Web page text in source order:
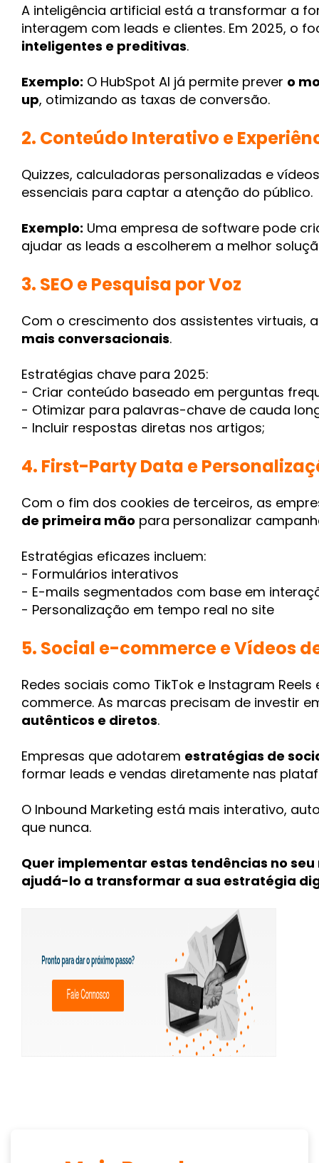
A inteligência artificial está a transformar a
interagem com leads e clientes. Em 2025, o
inteligentes e preditivas.
Exemplo: O HubSpot AI já permite prever o
up, otimizando as taxas de conversão.
2. Conteúdo Interativo e
Quizzes, calculadoras personalizadas e
essenciais para captar a atenção do público.
Exemplo: Uma empresa de software pode
ajudar as leads a escolherem a melhor
3. SEO e Pesquisa por Voz
Com o crescimento dos assistentes virtuais,
mais conversacionais.
Estratégias chave para 2025:
- Criar conteúdo baseado em perguntas
- Otimizar para palavras-chave de cauda
- Incluir respostas diretas nos artigos;
4. First-Party Data e
Com o fim dos cookies de terceiros, as
de primeira mão para personalizar
Estratégias eficazes incluem:
- Formulários interativos
- E-mails segmentados com base em
- Personalização em tempo real no site
5. Social e-commerce e Vídeos
Redes sociais como TikTok e Instagram
commerce. As marcas precisam de investir
autênticos e diretos.
Empresas que adotarem estratégias de
formar leads e vendas diretamente nas
O Inbound Marketing está mais interativo,
que nunca.
Quer implementar estas tendências no seu
ajudá-lo a transformar a sua estratégia